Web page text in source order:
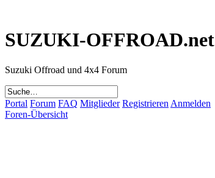
SUZUKI-OFFROAD.net
Suzuki Offroad und 4x4 Forum
Portal Forum FAQ Mitglieder Registrieren Anmelden
Foren-Übersicht